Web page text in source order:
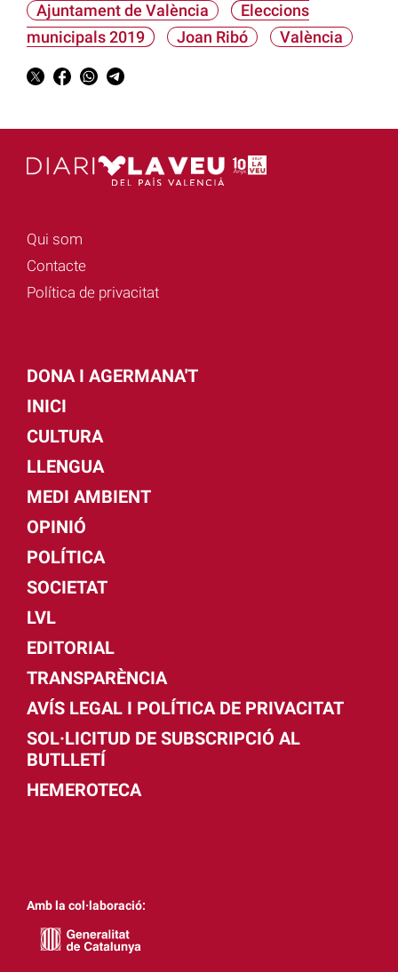
Ajuntament de València
Eleccions
municipals 2019
Joan Ribó València
Qui som
Contacte
Política de privacitat
DONA I AGERMANA'T
INICI
CULTURA
LLENGUA
MEDI AMBIENT
OPINIÓ
POLÍTICA
SOCIETAT
LVL
EDITORIAL
TRANSPARÈNCIA
AVÍS LEGAL I POLÍTICA DE PRIVACITAT
SOL·LICITUD DE SUBSCRIPCIÓ AL
BUTLLETÍ
HEMEROTECA
Amb la col·laboració: